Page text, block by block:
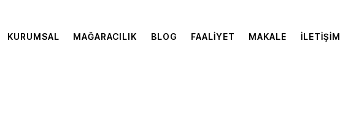
KURUMSAL MAĞARACILIK BLOG FAALIYET MAKALE İLETIŞIM